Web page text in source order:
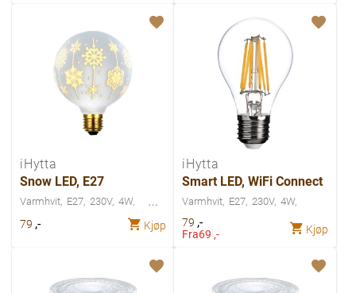
iHytta
Snow LED, E27
Varmhvit E27 230V 4W
79 ,- Kjøp
iHytta
Smart LED, WiFi Connect
Varmhvit E27 230V 4W
79 ,-
Fra69 ,- Kjøp